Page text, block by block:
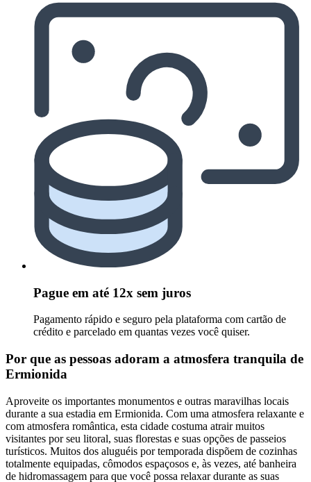
Pague em até 12x sem juros
Pagamento rápido e seguro pela plataforma com cartão de
crédito e parcelado em quantas vezes você quiser.
Por que as pessoas adoram a atmosfera tranquila de
Ermionida
Aproveite os importantes monumentos e outras maravilhas locais
durante a sua estadia em Ermionida. Com uma atmosfera relaxante e
com atmosfera romântica, esta cidade costuma atrair muitos
visitantes por seu litoral, suas florestas e suas opções de passeios
turísticos. Muitos dos aluguéis por temporada dispõem de cozinhas
totalmente equipadas, cômodos espaçosos e, às vezes, até banheira
de hidromassagem para que você possa relaxar durante as suas